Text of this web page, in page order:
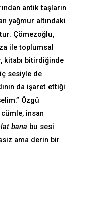
antik taşların
yağmur altındaki
Çömezoğlu,
ile toplumsal
kitabı bitirdiğinde
sesiyle de
da işaret ettiği
Özgü
insan
bana bu sesi
ama derin bir